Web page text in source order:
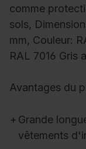
comme
sols,
mm, Couleur:
RAL 7016 Gris
Avantages du
+ Grande
vêtements